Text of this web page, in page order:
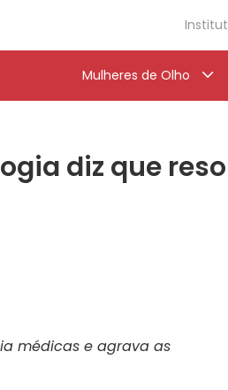
Mulheres de Olho
diz que
médicas e agrava as